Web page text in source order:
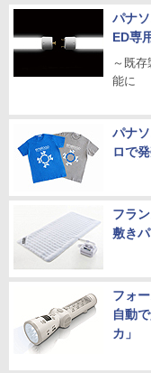
パナ
ED専
～既
能に
パナ
ロで
フラ
敷き
フォ
自動
カ」